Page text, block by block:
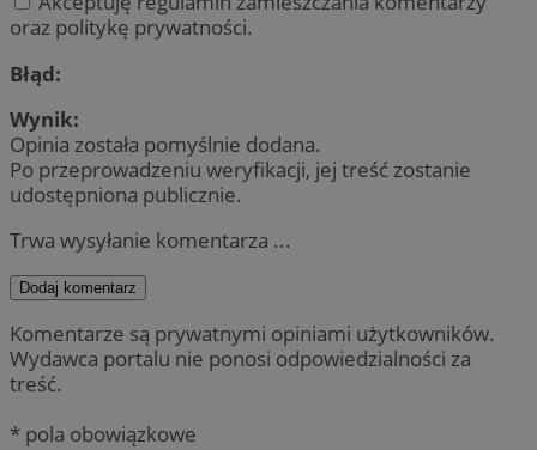
oraz politykę prywatności.
Błąd:
Wynik:
Opinia została pomyślnie dodana.
Po przeprowadzeniu weryfikacji, jej treść zostanie
udostępniona publicznie.
Trwa wysyłanie komentarza ...
Dodaj komentarz
Komentarze są prywatnymi opiniami użytkowników.
Wydawca portalu nie ponosi odpowiedzialności za
treść.
* pola obowiązkowe